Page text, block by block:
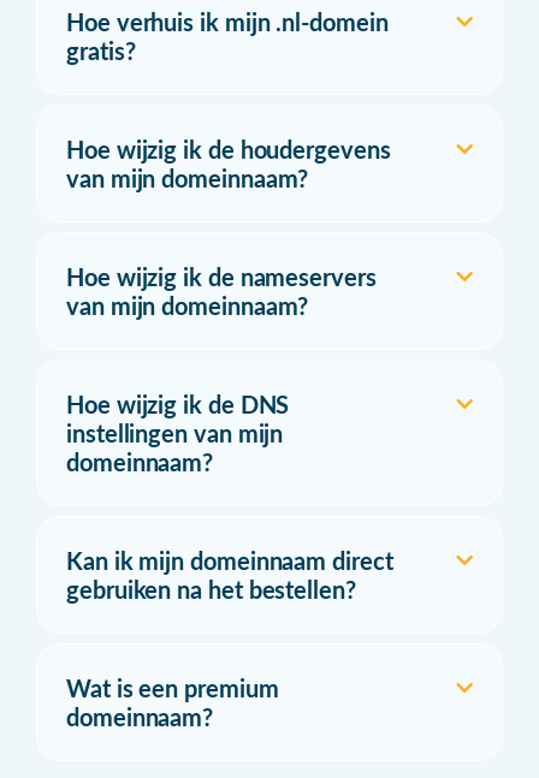
Hoe verhuis ik mijn .nl-domein
gratis?
Hoe wijzig ik de houdergevens
van mijn domeinnaam?
Hoe wijzig ik de nameservers
van mijn domeinnaam?
Hoe wijzig ik de DNS
instellingen van mijn
domeinnaam?
Kan ik mijn domeinnaam direct
gebruiken na het bestellen?
Wat is een premium
domeinnaam?